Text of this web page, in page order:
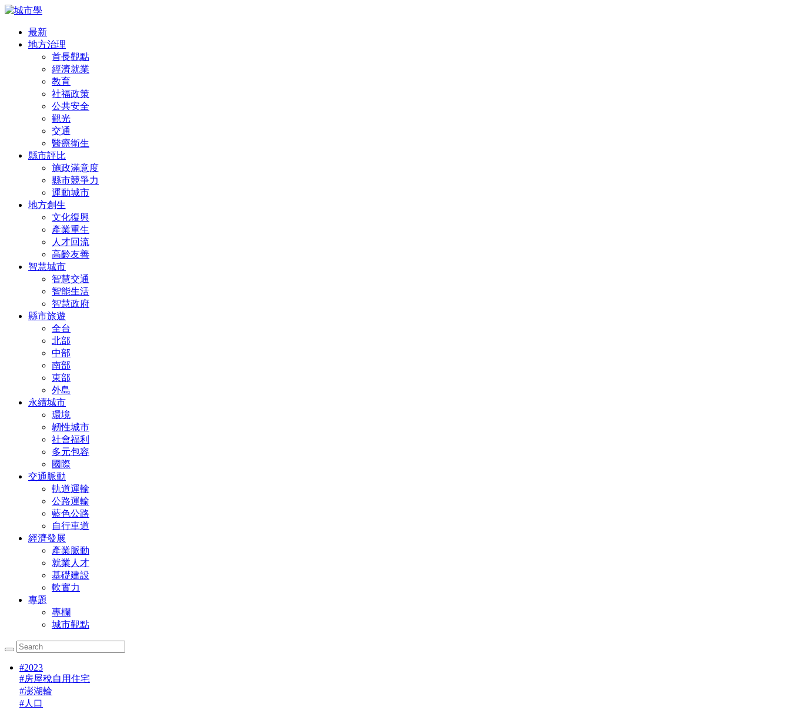
最新
地方治理
首長觀點
經濟就業
教育
社福政策
公共安全
觀光
交通
醫療衛生
縣市評比
施政滿意度
縣市競爭力
運動城市
地方創生
文化復興
產業重生
人才回流
高齡友善
智慧城市
智慧交通
智能生活
智慧政府
縣市旅遊
全台
北部
中部
南部
東部
外島
永續城市
環境
韌性城市
社會福利
多元包容
國際
交通脈動
軌道運輸
公路運輸
藍色公路
自行車道
經濟發展
產業脈動
就業人才
基礎建設
軟實力
專題
專欄
城市觀點
#2023
#房屋稅自用住宅
#澎湖輪
#人口